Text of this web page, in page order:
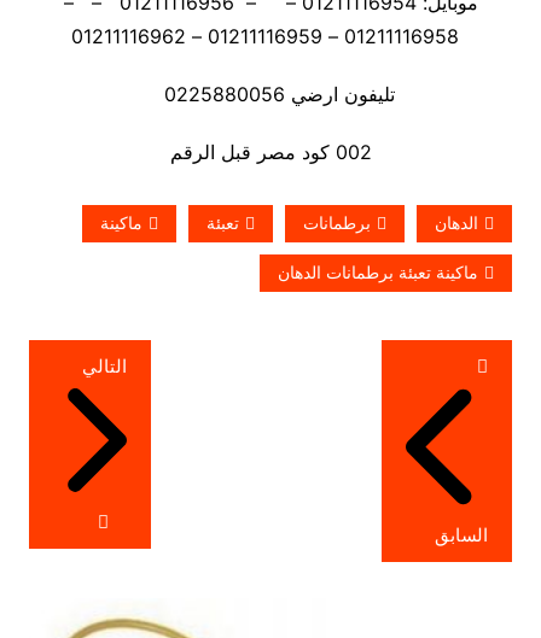
تليفون ارضي 0225880056
002 كود مصر قبل الرقم
الدهان برطمانات تعبئة ماكينة
ماكينة تعبئة برطمانات الدهان
تصفّح
المقالات
السابق
التالي